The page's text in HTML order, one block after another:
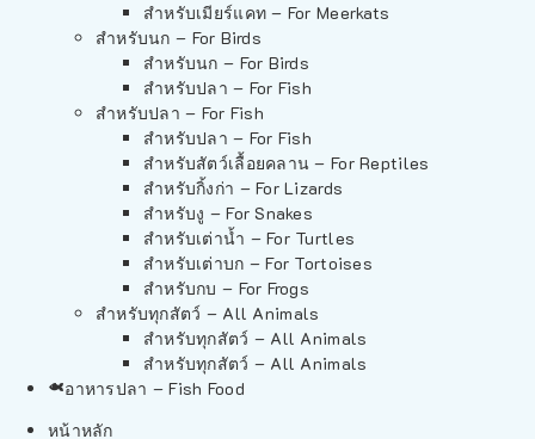
สำหรับเมียร์แคท – For Meerkats
สำหรับนก – For Birds
สำหรับนก – For Birds
สำหรับปลา – For Fish
สำหรับปลา – For Fish
สำหรับปลา – For Fish
สำหรับสัตว์เลื้อยคลาน – For Reptiles
สำหรับกิ้งก่า – For Lizards
สำหรับงู – For Snakes
สำหรับเต่าน้ำ – For Turtles
สำหรับเต่าบก – For Tortoises
สำหรับกบ – For Frogs
สำหรับทุกสัตว์ – All Animals
สำหรับทุกสัตว์ – All Animals
สำหรับทุกสัตว์ – All Animals
อาหารปลา – Fish Food
หน้าหลัก